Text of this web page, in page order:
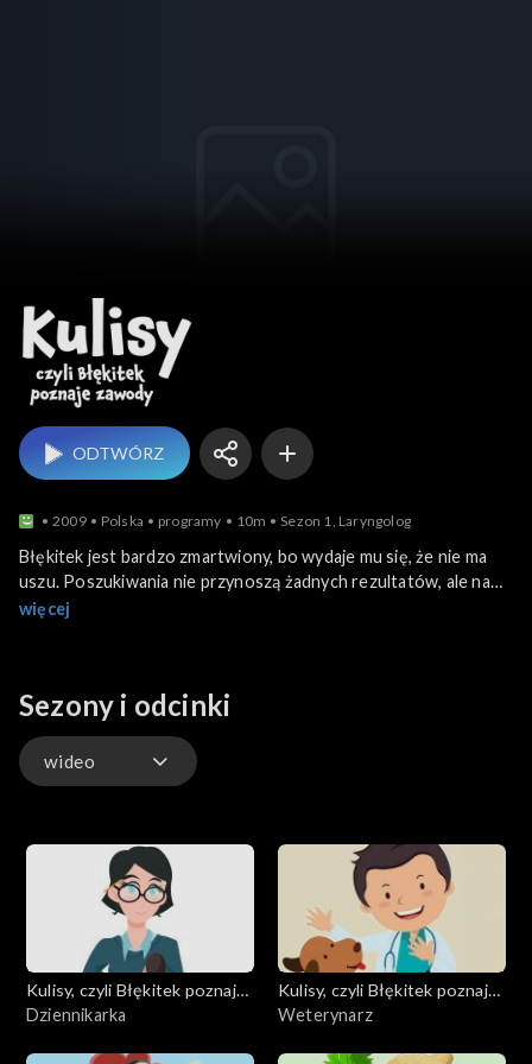
ODTWÓRZ
2009 Polska programy 10m Sezon 1, Laryngolog
Błękitek jest bardzo zmartwiony, bo wydaje mu się, że nie ma
uszu. Poszukiwania nie przynoszą żadnych rezultatów, ale na
szczęście zjawia się gość. Małgorzata Piszcz jest lekarzem i
więcej
Sezony i odcinki
wideo
Kulisy, czyli Błękitek poznaje
zawody
Dziennikarka
Kulisy, czyli Błękitek poznaje
zawody
Weterynarz